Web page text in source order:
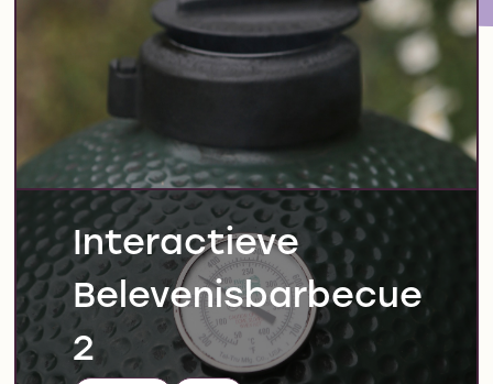
Interactieve
Belevenisbarbecue
2